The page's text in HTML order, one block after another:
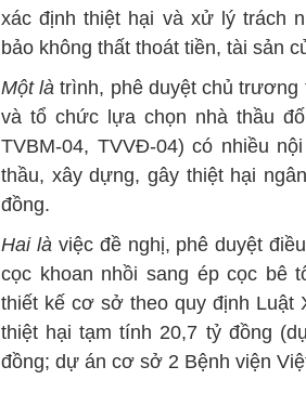
xác định thiệt hại và xử lý trách
bảo không thất thoát tiền, tài sản
Một là trình, phê duyệt chủ
và tổ chức lựa chọn nhà thầu
TVBM-04, TVVĐ-04) có nhiều
thầu, xây dựng, gây thiệt hại
đồng.
Hai làviệc đề nghị, phê duyệt
cọc khoan nhồi sang ép cọc bê
thiết kế cơ sở theo quy định Luật
thiệt hại tạm tính 20,7 tỷ đồng
đồng; dự án cơ sở 2 Bệnh viện